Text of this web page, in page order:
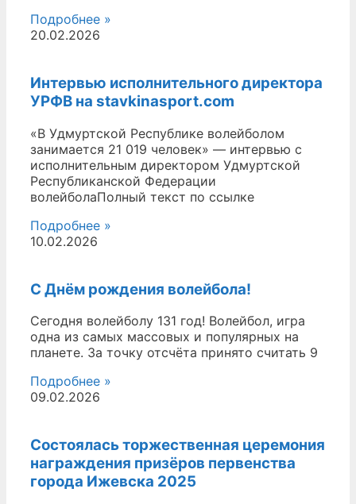
Подробнее »
20.02.2026
Интервью исполнительного директора
УРФВ на stavkinasport.com
«В Удмуртской Республике волейболом
занимается 21 019 человек» — интервью с
исполнительным директором Удмуртской
Республиканской Федерации
волейболаПолный текст по ссылке
Подробнее »
10.02.2026
С Днём рождения волейбола!
Сегодня волейболу 131 год! Волейбол, игра
одна из самых массовых и популярных на
планете. За точку отсчёта принято считать 9
Подробнее »
09.02.2026
Состоялась торжественная церемония
награждения призёров первенства
города Ижевска 2025